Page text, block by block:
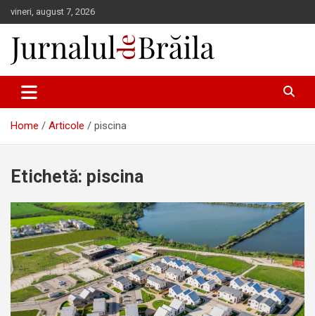
Skip
to
content
vineri, august 7, 2026
Jurnalul de Brăila
Home Articole piscina
Etichetă: piscina